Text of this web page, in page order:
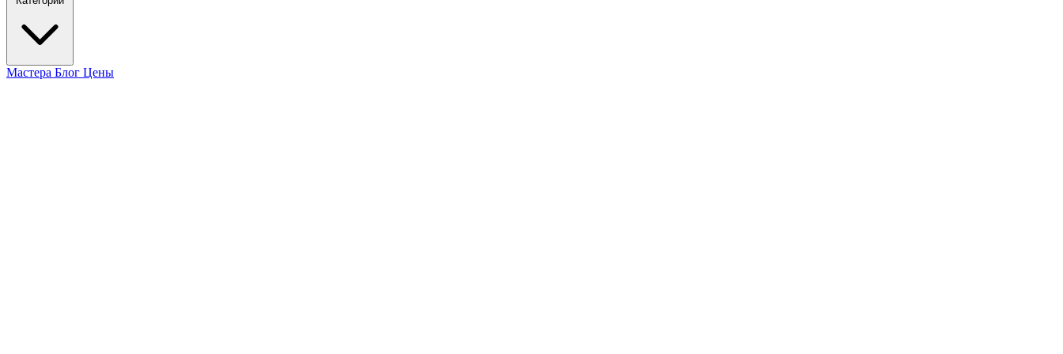
Мастера Блог Цены